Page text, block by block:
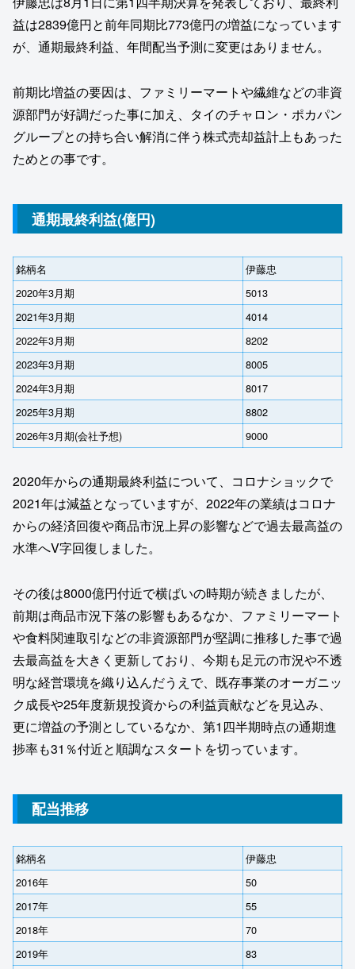
益は2839億円と前年同期比773億円の増益になっています
が、通期最終利益、年間配当予測に変更はありません。
前期比増益の要因は、ファミリーマートや繊維などの非資
源部門が好調だった事に加え、タイのチャロン・ポカパン
グループとの持ち合い解消に伴う株式売却益計上もあった
ためとの事です。
通期最終利益(億円)
銘柄名
伊藤忠
2020年3月期
5013
2021年3月期
4014
2022年3月期
8202
2023年3月期
8005
2024年3月期
8017
2025年3月期
8802
2026年3月期(会社予想)
9000
2020年からの通期最終利益について、コロナショックで
2021年は減益となっていますが、2022年の業績はコロナ
からの経済回復や商品市況上昇の影響などで過去最高益の
水準へV字回復しました。
その後は8000億円付近で横ばいの時期が続きましたが、
前期は商品市況下落の影響もあるなか、ファミリーマート
や食料関連取引などの非資源部門が堅調に推移した事で過
去最高益を大きく更新しており、今期も足元の市況や不透
明な経営環境を織り込んだうえで、既存事業のオーガニッ
ク成長や25年度新規投資からの利益貢献などを見込み、
更に増益の予測としているなか、第1四半期時点の通期進
捗率も31％付近と順調なスタートを切っています。
配当推移
銘柄名
伊藤忠
2016年
50
2017年
55
2018年
70
2019年
83